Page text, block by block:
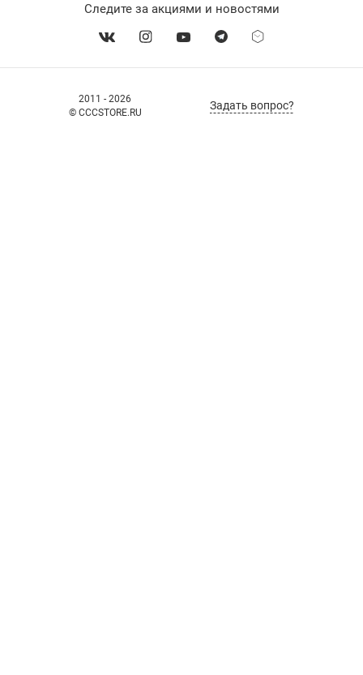
2011 - 2026
© CCCSTORE.RU
Задать вопрос?
Следите за акциями и новостями